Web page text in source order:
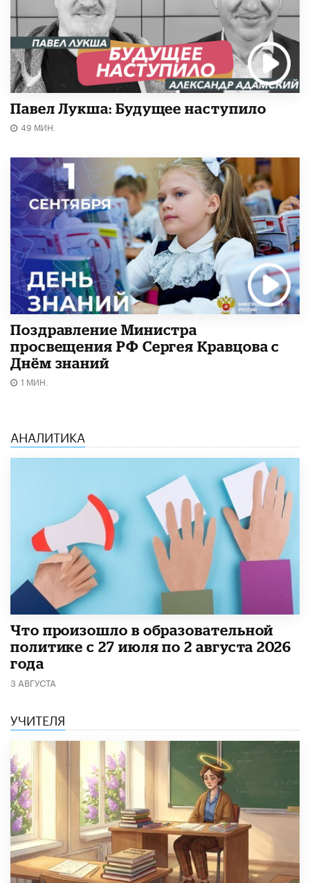
Павел Лукша: Будущее наступило
49 МИН.
Поздравление Министра
просвещения РФ Сергея Кравцова с
Днём знаний
1 МИН.
АНАЛИТИКА
​Что произошло в образовательной
политике с 27 июля по 2 августа 2026
года
3 АВГУСТА
УЧИТЕЛЯ